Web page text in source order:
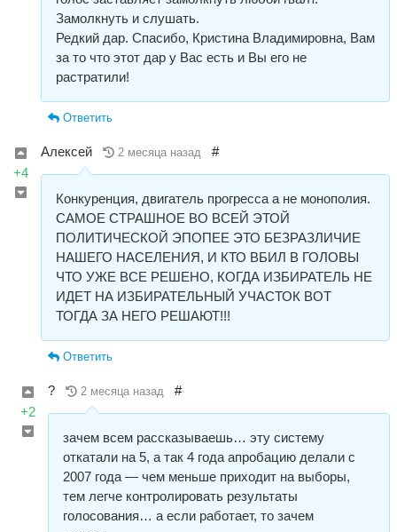
Замолкнуть и слушать.
Редкий дар. Спасибо, Кристина Владимировна, Вам
за то что этот дар у Вас есть и Вы его не
растратили!
Ответить
+4
Алексей 2 месяца назад #
Конкуренция, двигатель прогресса а не монополия.
САМОЕ СТРАШНОЕ ВО ВСЕЙ ЭТОЙ
ПОЛИТИЧЕСКОЙ ЭПОПЕЕ ЭТО БЕЗРАЗЛИЧИЕ
НАШЕГО НАСЕЛЕНИЯ, И КТО ВБИЛ В ГОЛОВЫ
ЧТО УЖЕ ВСЕ РЕШЕНО, КОГДА ИЗБИРАТЕЛЬ НЕ
ИДЕТ НА ИЗБИРАТЕЛЬНЫЙ УЧАСТОК ВОТ
ТОГДА ЗА НЕГО РЕШАЮТ!!!
Ответить
+2
? 2 месяца назад #
зачем всем рассказываешь… эту систему
откатали на 5, а так 4 года апробацию делали с
2007 года — чем меньше приходит на выборы,
тем легче контролировать результаты
голосования… а если работает, то зачем